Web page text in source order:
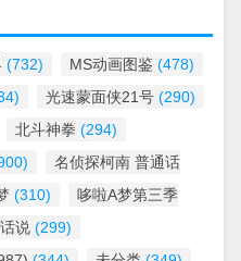
(732) MS动画图鉴 (478)
光速蒙面侠21号 (290)
北斗神拳 (294)
名侦探柯南 普通话
(310)
哆啦A梦第三季
说 (299)